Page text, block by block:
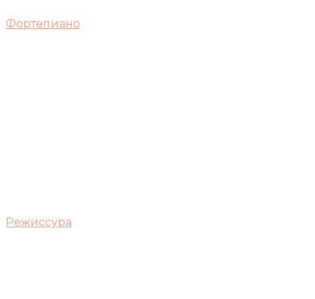
Фортепиано
Режиссура